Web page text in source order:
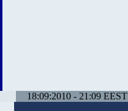
18:09:2010 - 21:09 EEST